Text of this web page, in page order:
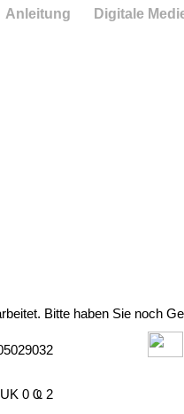
Bitte haben Sie noch
0 Ҩ 2
Anleitung Digitale